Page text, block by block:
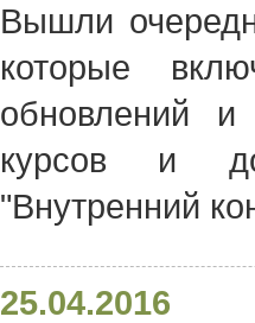
Вышли
которые
обновлений и
курсов и
"Внутренний
25.04.2016